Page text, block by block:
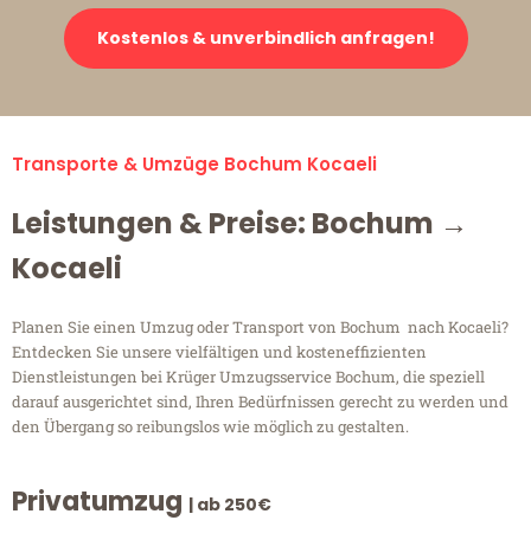
Kostenlos & unverbindlich anfragen!
Transporte & Umzüge Bochum Kocaeli
Leistungen & Preise: Bochum →
Kocaeli
Planen Sie einen Umzug oder Transport von Bochum nach Kocaeli?
Entdecken Sie unsere vielfältigen und kosteneffizienten
Dienstleistungen bei Krüger Umzugsservice Bochum, die speziell
darauf ausgerichtet sind, Ihren Bedürfnissen gerecht zu werden und
den Übergang so reibungslos wie möglich zu gestalten.
Privatumzug | ab 250€